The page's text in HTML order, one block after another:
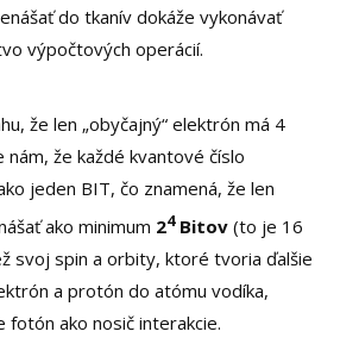
do tkanív dokáže vykonávať
výpočtových operácií.
že len „obyčajný“ elektrón má 4
že každé kvantové číslo
jeden BIT, čo znamená, že len
ako minimum 24Bitov (to je 16
svoj spin a orbity, ktoré tvoria ďalšie
a protón do atómu vodíka,
fotón ako nosič interakcie.